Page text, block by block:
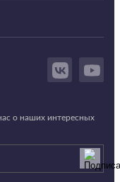
о наших интересных